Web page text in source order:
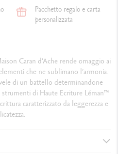
Pacchetto regalo e carta
personalizzata
Caran d’Ache rende omaggio ai
che ne sublimano l’armonia.
di un battello determinandone
strumenti di Haute Ecriture Léman™
caratterizzato da leggerezza e